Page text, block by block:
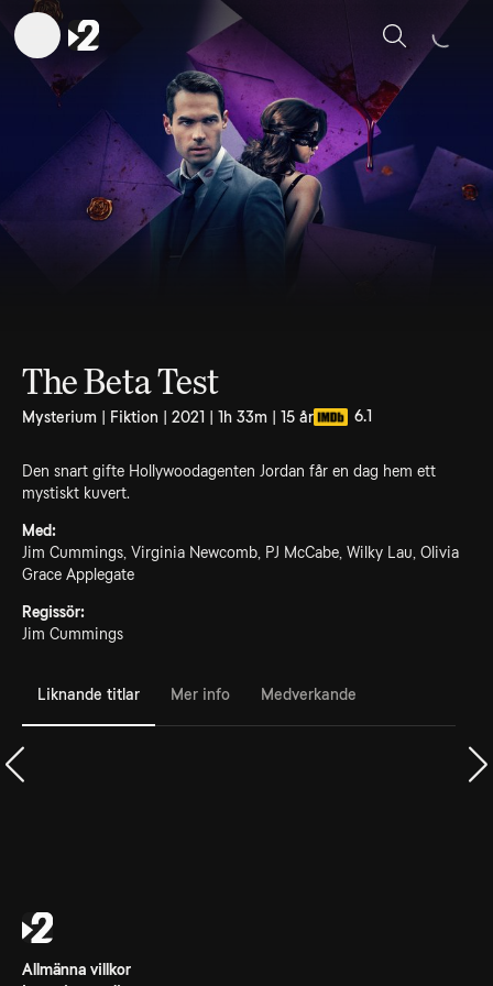
Sök
The Beta Test
Mysterium | Fiktion | 2021 | 1h 33m | 15 år 6.1
Den snart gifte Hollywoodagenten Jordan får en dag hem ett
mystiskt kuvert.
Med:
Jim Cummings, Virginia Newcomb, PJ McCabe, Wilky Lau, Olivia
Grace Applegate
Regissör:
Jim Cummings
Liknande titlar Mer info Medverkande
Allmänna villkor